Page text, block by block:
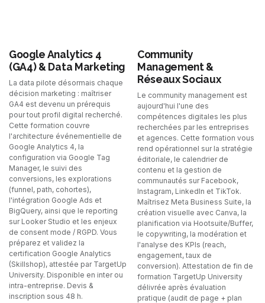
Google Analytics 4
(GA4) & Data Marketing
La data pilote désormais chaque
décision marketing : maîtriser
GA4 est devenu un prérequis
pour tout profil digital recherché.
Cette formation couvre
l'architecture événementielle de
Google Analytics 4, la
configuration via Google Tag
Manager, le suivi des
conversions, les explorations
(funnel, path, cohortes),
l'intégration Google Ads et
BigQuery, ainsi que le reporting
sur Looker Studio et les enjeux
de consent mode / RGPD. Vous
préparez et validez la
certification Google Analytics
(Skillshop), attestée par TargetUp
University. Disponible en inter ou
intra-entreprise. Devis &
inscription sous 48 h.
Community
Management &
Réseaux Sociaux
Le community management est
aujourd'hui l'une des
compétences digitales les plus
recherchées par les entreprises
et agences. Cette formation vous
rend opérationnel sur la stratégie
éditoriale, le calendrier de
contenu et la gestion de
communautés sur Facebook,
Instagram, LinkedIn et TikTok.
Maîtrisez Meta Business Suite, la
création visuelle avec Canva, la
planification via Hootsuite/Buffer,
le copywriting, la modération et
l'analyse des KPIs (reach,
engagement, taux de
conversion). Attestation de fin de
formation TargetUp University
délivrée après évaluation
pratique (audit de page + plan